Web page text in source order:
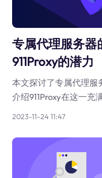
专属代理服务器
911Proxy的潜力
本文探讨了专属代理服
介绍911Proxy在这一充
2023-11-24 11:47